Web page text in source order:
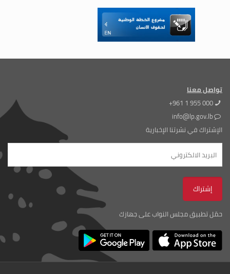
تواصل معنا
+961 1 955 000
info@lp.gov.lb
الإشتراك في نشرتنا الإخبارية
حمّل تطبيق مجلس النواب على جهازك